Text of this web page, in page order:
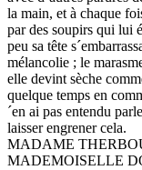
la main, et à chaque
par des soupirs qui lui
peu sa tête
mélancolie ; le
elle devint sèche
quelque temps en
´en ai pas entendu
laisser engrener cela.
MADAME
MADEMOISELLE